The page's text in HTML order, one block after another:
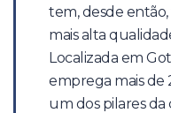
tem, desde
mais alta
Localizada em
emprega mais de
um dos pilares